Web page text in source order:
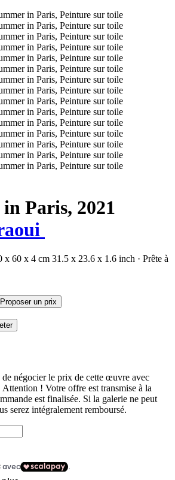
Paris, 2021
x 60 x 4 cm 31.5 x 23.6 x 1.6 inch · Prête à
Proposer un prix
négocier le prix de cette œuvre avec
Attention ! Votre offre est transmise à la
est finalisée. Si la galerie ne peut
serez intégralement remboursé.